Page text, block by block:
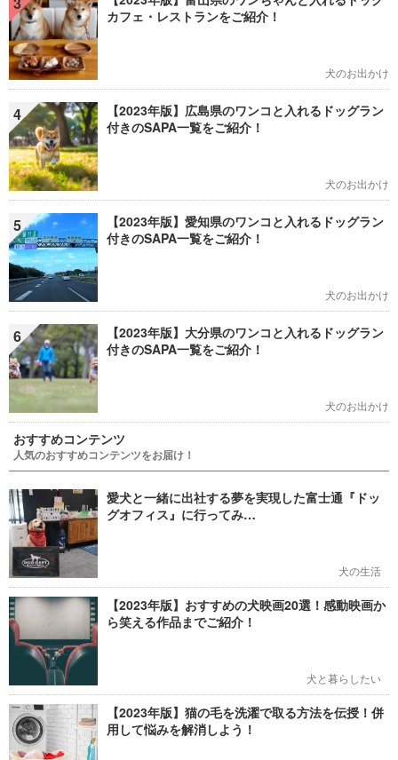
カフェ・レストランをご紹介！
犬のお出かけ
4
【2023年版】広島県のワンコと入れるドッグラン
付きのSAPA一覧をご紹介！
犬のお出かけ
5
【2023年版】愛知県のワンコと入れるドッグラン
付きのSAPA一覧をご紹介！
犬のお出かけ
6
【2023年版】大分県のワンコと入れるドッグラン
付きのSAPA一覧をご紹介！
犬のお出かけ
おすすめコンテンツ
人気のおすすめコンテンツをお届け！
愛犬と一緒に出社する夢を実現した富士通『ドッ
グオフィス』に行ってみ…
犬の生活
【2023年版】おすすめの犬映画20選！感動映画か
ら笑える作品までご紹介！
犬と暮らしたい
【2023年版】猫の毛を洗濯で取る方法を伝授！併
用して悩みを解消しよう！